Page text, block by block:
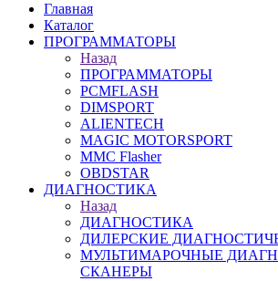
Главная
Каталог
ПРОГРАММАТОРЫ
Назад
ПРОГРАММАТОРЫ
PCMFLASH
DIMSPORT
ALIENTECH
MAGIC MOTORSPORT
MMC Flasher
OBDSTAR
ДИАГНОСТИКА
Назад
ДИАГНОСТИКА
ДИЛЕРСКИЕ
МУЛЬТИМАРОЧНЫЕ
СКАНЕРЫ